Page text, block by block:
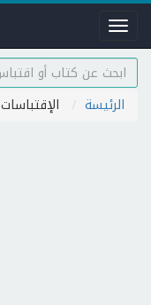
Toggle
navigation
الرئيسة الإقتباسات